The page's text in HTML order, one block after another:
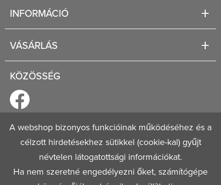
INFORMÁCIÓ
Jogi tudnivalók
Általános szerződési feltételek
Adatvédelmi nyilatkozat
VÁSÁRLÁS
Regisztráció
KÖZÖSSÉG
© 2026Mestervagyok.hu
Minden jog fenntartva!
A webshop bizonyos funkcióinak működéséhez és a
célzott hirdetésekhez sütikkel (cookie-kal) gyűjt
névtelen látogatottsági információkat.
Ha nem szeretné engedélyezni őket, számítógépe